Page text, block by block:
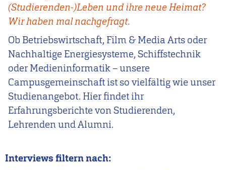
(Studierenden-)Leben und ihre neue Heimat?
Wir haben mal nachgefragt.
Ob Betriebswirtschaft, Film & Media Arts oder
Nachhaltige Energiesysteme, Schiffstechnik
oder Medieninformatik – unsere
Campusgemeinschaft ist so vielfältig wie unser
Studienangebot. Hier findet ihr
Erfahrungsberichte von Studierenden,
Lehrenden und Alumni.
Interviews filtern nach: